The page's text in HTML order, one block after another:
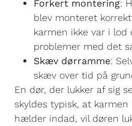
Forkert montering:
blev monteret
karmen ikke var i lod
problemer med det
Skæv dørramme:
skæv over tid på
En dør, der lukker af sig
skyldes typisk, at karmen
hælder indad, vil døren